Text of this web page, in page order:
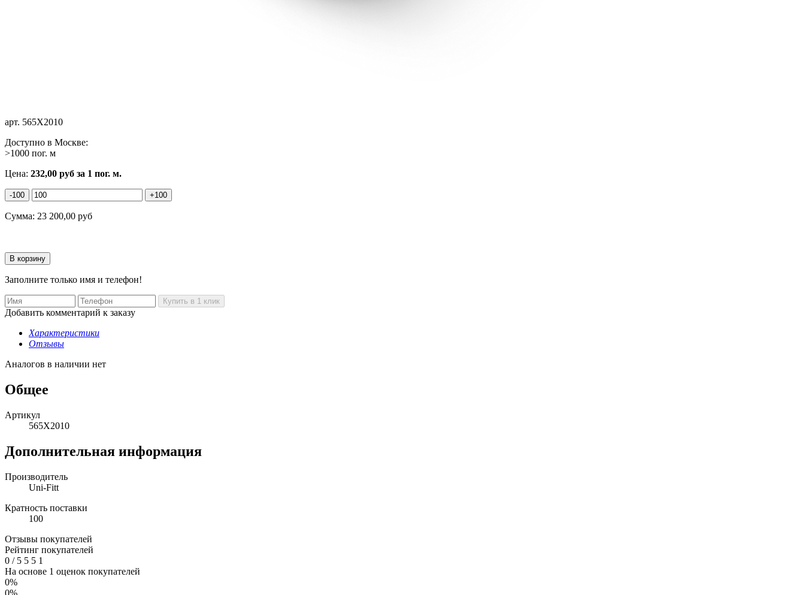
арт. 565X2010
Доступно в Москве:
>1000 пог. м
Цена: 232,00 руб за 1 пог. м.
-100 +100
Сумма: 23 200,00 руб
Заполните только имя и телефон!
Добавить комментарий к заказу
Характеристики
Отзывы
Аналогов в наличии нет
Общее
Артикул
565X2010
Дополнительная информация
Производитель
Uni-Fitt
Кратность поставки
100
Отзывы покупателей
Рейтинг покупателей
0 /5 5 5 1
На основе 1 оценок покупателей
0%
0%